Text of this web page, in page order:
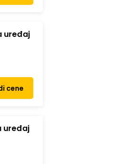
uređaj
cene
uređaj